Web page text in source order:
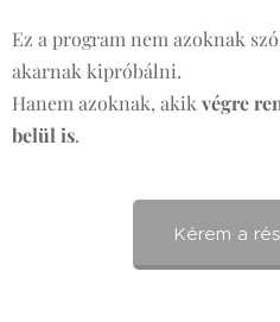
Ez a program nem azoknak
akarnak kipróbálni.
Hanem azoknak, akik végre
belül is.
Kérem a